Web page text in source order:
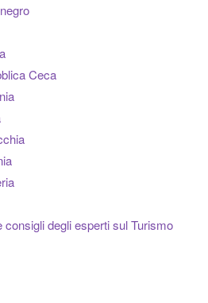
Ceca
consigli degli esperti sul Turismo